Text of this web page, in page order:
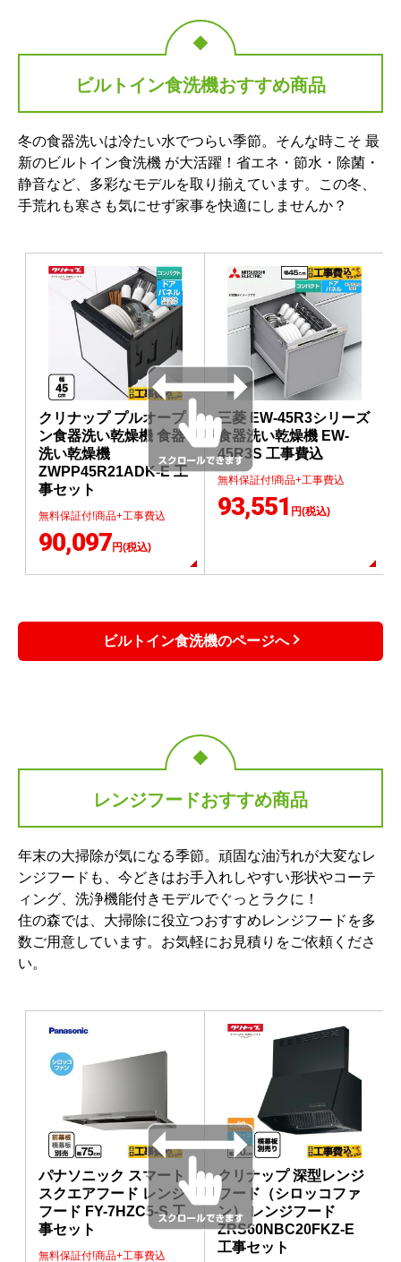
ビルトイン食洗機おすすめ商品
冬の食器洗いは冷たい水でつらい季節。そんな時こそ 最
新のビルトイン食洗機 が大活躍！省エネ・節水・除菌・
静音など、多彩なモデルを取り揃えています。この冬、
手荒れも寒さも気にせず家事を快適にしませんか？
クリナップ プルオープ
ン食器洗い乾燥機 食器
洗い乾燥機
ZWPP45R21ADK-E 工
事セット
無料保証付!商品+工事費込
90,097円(税込)
三菱 EW-45R3シリーズ
食器洗い乾燥機 EW-
45R3S 工事費込
無料保証付!商品+工事費込
93,551 円(税込)
ビルトイン食洗機のページへ
レンジフードおすすめ商品
年末の大掃除が気になる季節。頑固な油汚れが大変なレ
ンジフードも、今どきはお手入れしやすい形状やコーテ
ィング、洗浄機能付きモデルでぐっとラクに！
住の森では、大掃除に役立つおすすめレンジフードを多
数ご用意しています。お気軽にお見積りをご依頼くださ
い。
パナソニック スマート
スクエアフード レンジ
フード FY-7HZC5-S 工
事セット
無料保証付!商品+工事費込
クリナップ 深型レンジ
フード（シロッコファ
ン） レンジフード
ZRS60NBC20FKZ-E
工事セット